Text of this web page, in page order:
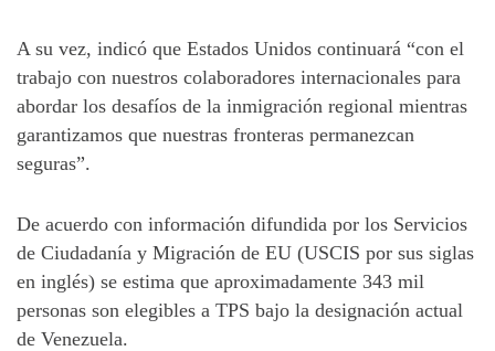
A su vez, indicó que Estados Unidos continuará “con el
trabajo con nuestros colaboradores internacionales para
abordar los desafíos de la inmigración regional mientras
garantizamos que nuestras fronteras permanezcan
seguras”.
De acuerdo con información difundida por los Servicios
de Ciudadanía y Migración de EU (USCIS por sus siglas
en inglés) se estima que aproximadamente 343 mil
personas son elegibles a TPS bajo la designación actual
de Venezuela.